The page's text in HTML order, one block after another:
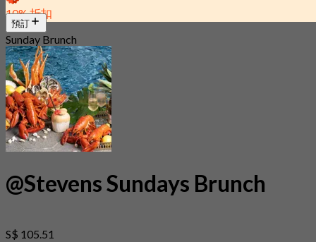
10% 折扣
預訂
Sunday Brunch
@Stevens Sundays Brunch
S$ 105.51